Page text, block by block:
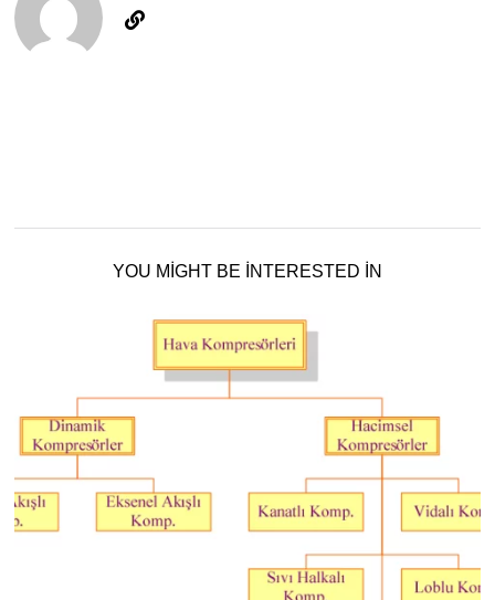
YOU MIGHT BE INTERESTED IN